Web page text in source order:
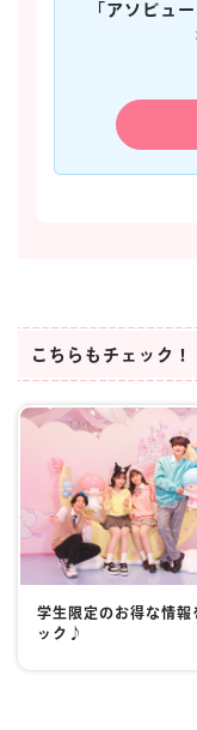
「アソビュ
こちらもチェック！
学生限定のお得な情報
ック♪